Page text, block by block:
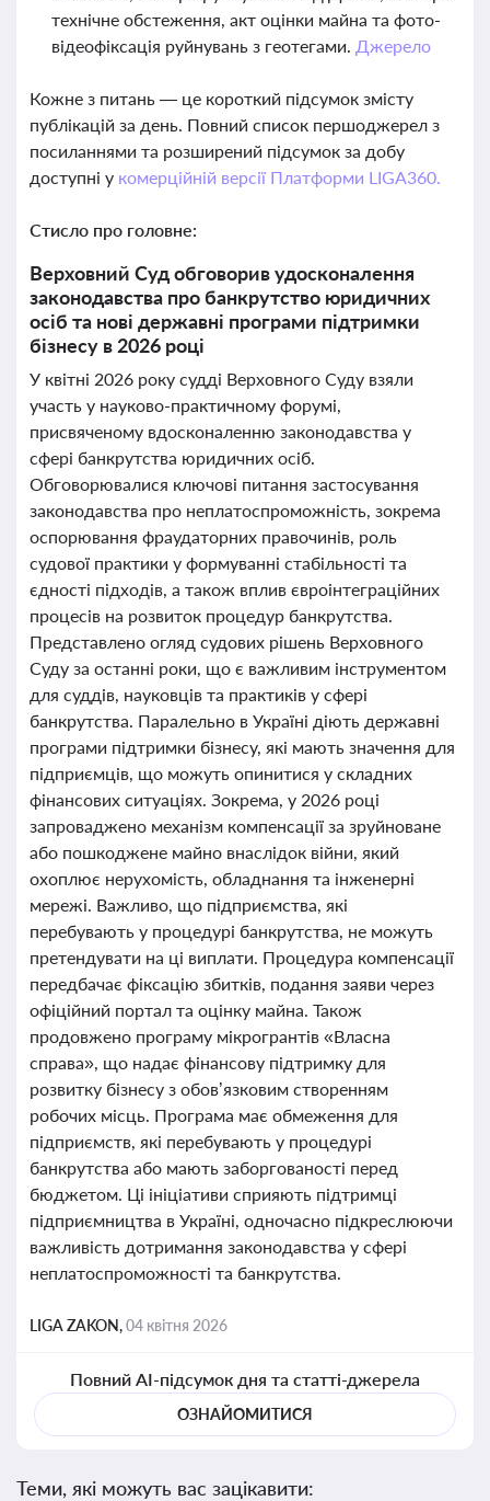
технічне обстеження, акт оцінки майна та фото-
відеофіксація руйнувань з геотегами. Джерело
Кожне з питань — це короткий підсумок змісту
публікацій за день. Повний список першоджерел з
посиланнями та розширений підсумок за добу
доступні у комерційній версії Платформи LIGA360.
Стисло про головне:
Верховний Суд обговорив удосконалення
законодавства про банкрутство юридичних
осіб та нові державні програми підтримки
бізнесу в 2026 році
У квітні 2026 року судді Верховного Суду взяли
участь у науково-практичному форумі,
присвяченому вдосконаленню законодавства у
сфері банкрутства юридичних осіб.
Обговорювалися ключові питання застосування
законодавства про неплатоспроможність, зокрема
оспорювання фраудаторних правочинів, роль
судової практики у формуванні стабільності та
єдності підходів, а також вплив євроінтеграційних
процесів на розвиток процедур банкрутства.
Представлено огляд судових рішень Верховного
Суду за останні роки, що є важливим інструментом
для суддів, науковців та практиків у сфері
банкрутства. Паралельно в Україні діють державні
програми підтримки бізнесу, які мають значення для
підприємців, що можуть опинитися у складних
фінансових ситуаціях. Зокрема, у 2026 році
запроваджено механізм компенсації за зруйноване
або пошкоджене майно внаслідок війни, який
охоплює нерухомість, обладнання та інженерні
мережі. Важливо, що підприємства, які
перебувають у процедурі банкрутства, не можуть
претендувати на ці виплати. Процедура компенсації
передбачає фіксацію збитків, подання заяви через
офіційний портал та оцінку майна. Також
продовжено програму мікрогрантів «Власна
справа», що надає фінансову підтримку для
розвитку бізнесу з обов’язковим створенням
робочих місць. Програма має обмеження для
підприємств, які перебувають у процедурі
банкрутства або мають заборгованості перед
бюджетом. Ці ініціативи сприяють підтримці
підприємництва в Україні, одночасно підкреслюючи
важливість дотримання законодавства у сфері
неплатоспроможності та банкрутства.
LIGA ZAKON,04 квітня 2026
Повний AI-підсумок дня та статті-джерела
ОЗНАЙОМИТИСЯ
Теми, які можуть вас зацікавити: